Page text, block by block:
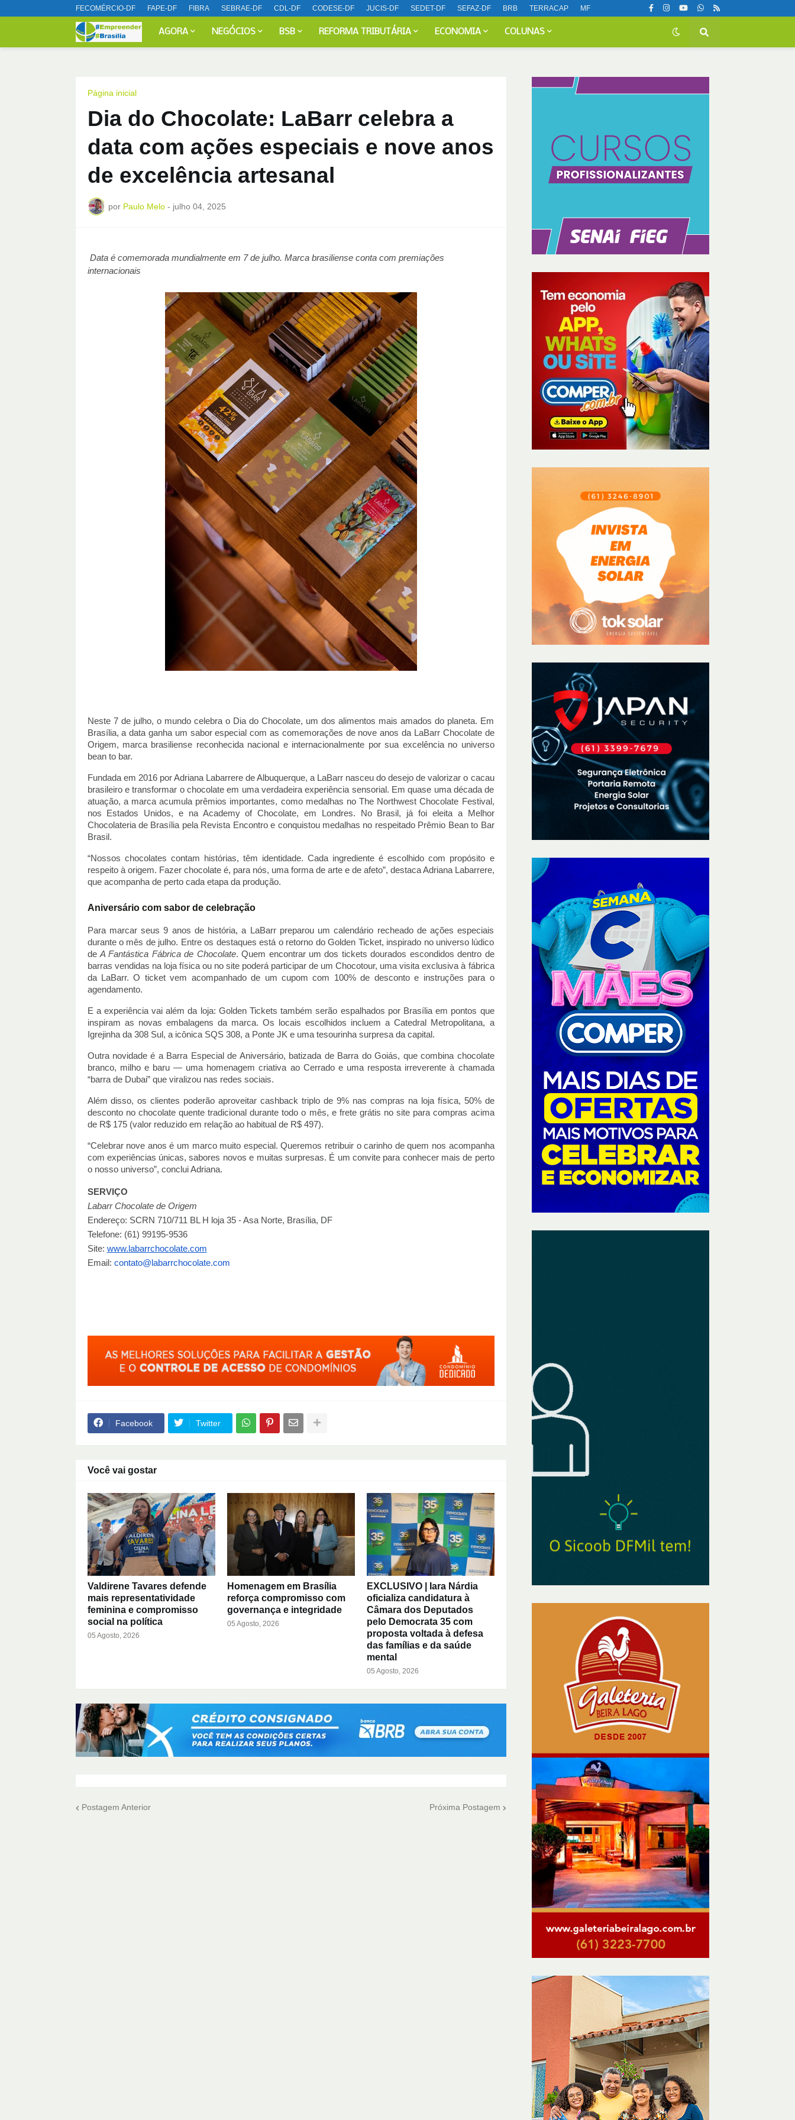
FECOMÉRCIO-DF FAPE-DF FIBRA SEBRAE-DF CDL-DF CODESE-DF JUCIS-DF SEDET-DF SEFAZ-DF BRB TERRACAP MF
AGORA NEGÓCIOS BSB REFORMA TRIBUTÁRIA ECONOMIA COLUNAS
Página inicial
Dia do Chocolate: LaBarr celebra a
data com ações especiais e nove anos
de excelência artesanal
por Paulo Melo - julho 04, 2025
Data é comemorada mundialmente em 7 de julho. Marca brasiliense conta com premiações
internacionais
Neste 7 de julho, o mundo celebra o Dia do Chocolate, um dos alimentos mais amados do planeta. Em
Brasília, a data ganha um sabor especial com as comemorações de nove anos da LaBarr Chocolate de
Origem, marca brasiliense reconhecida nacional e internacionalmente por sua excelência no universo
bean to bar.
Fundada em 2016 por Adriana Labarrere de Albuquerque, a LaBarr nasceu do desejo de valorizar o cacau
brasileiro e transformar o chocolate em uma verdadeira experiência sensorial. Em quase uma década de
atuação, a marca acumula prêmios importantes, como medalhas no The Northwest Chocolate Festival,
nos Estados Unidos, e na Academy of Chocolate, em Londres. No Brasil, já foi eleita a Melhor
Chocolateria de Brasília pela Revista Encontro e conquistou medalhas no respeitado Prêmio Bean to Bar
Brasil.
“Nossos chocolates contam histórias, têm identidade. Cada ingrediente é escolhido com propósito e
respeito à origem. Fazer chocolate é, para nós, uma forma de arte e de afeto”, destaca Adriana Labarrere,
que acompanha de perto cada etapa da produção.
Aniversário com sabor de celebração
Para marcar seus 9 anos de história, a LaBarr preparou um calendário recheado de ações especiais
durante o mês de julho. Entre os destaques está o retorno do Golden Ticket, inspirado no universo lúdico
de A Fantástica Fábrica de Chocolate. Quem encontrar um dos tickets dourados escondidos dentro de
barras vendidas na loja física ou no site poderá participar de um Chocotour, uma visita exclusiva à fábrica
da LaBarr. O ticket vem acompanhado de um cupom com 100% de desconto e instruções para o
agendamento.
E a experiência vai além da loja: Golden Tickets também serão espalhados por Brasília em pontos que
inspiram as novas embalagens da marca. Os locais escolhidos incluem a Catedral Metropolitana, a
Igrejinha da 308 Sul, a icônica SQS 308, a Ponte JK e uma tesourinha surpresa da capital.
Outra novidade é a Barra Especial de Aniversário, batizada de Barra do Goiás, que combina chocolate
branco, milho e baru — uma homenagem criativa ao Cerrado e uma resposta irreverente à chamada
“barra de Dubai” que viralizou nas redes sociais.
Além disso, os clientes poderão aproveitar cashback triplo de 9% nas compras na loja física, 50% de
desconto no chocolate quente tradicional durante todo o mês, e frete grátis no site para compras acima
de R$ 175 (valor reduzido em relação ao habitual de R$ 497).
“Celebrar nove anos é um marco muito especial. Queremos retribuir o carinho de quem nos acompanha
com experiências únicas, sabores novos e muitas surpresas. É um convite para conhecer mais de perto
o nosso universo”, conclui Adriana.
SERVIÇO
Labarr Chocolate de Origem
Endereço: SCRN 710/711 BL H loja 35 - Asa Norte, Brasília, DF
Telefone: (61) 99195-9536
Site: www.labarrchocolate.com
Email: contato@labarrchocolate.com
Facebook Twitter
Você vai gostar
Valdirene Tavares defende
mais representatividade
feminina e compromisso
social na política
05 Agosto, 2026
Homenagem em Brasília
reforça compromisso com
governança e integridade
05 Agosto, 2026
EXCLUSIVO | Iara Nárdia
oficializa candidatura à
Câmara dos Deputados
pelo Democrata 35 com
proposta voltada à defesa
das famílias e da saúde
mental
05 Agosto, 2026
Postagem Anterior Próxima Postagem